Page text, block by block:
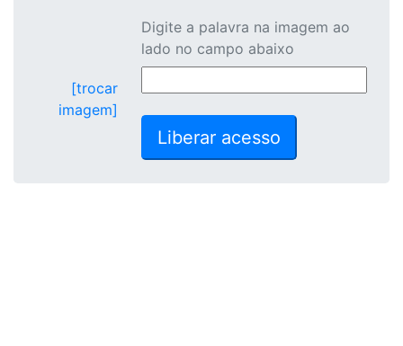
[trocar
imagem]
Digite a palavra na imagem ao
lado no campo abaixo